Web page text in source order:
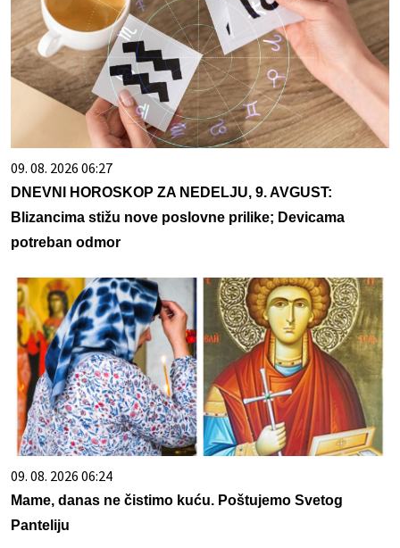
09. 08. 2026 06:27
DNEVNI HOROSKOP ZA NEDELJU, 9. AVGUST:
Blizancima stižu nove poslovne prilike; Devicama
potreban odmor
09. 08. 2026 06:24
Mame, danas ne čistimo kuću. Poštujemo Svetog
Panteliju